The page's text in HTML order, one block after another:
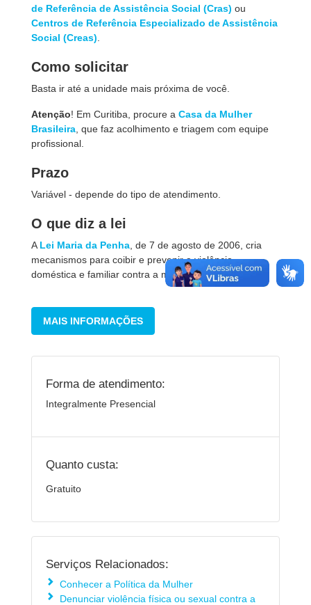
de Referência de Assistência Social (Cras) ou
Centros de Referência Especializado de Assistência
Social (Creas)
Como solicitar
Basta ir até a unidade mais próxima de você.
Atenção! Em Curitiba, procure a Casa da Mulher
Brasileira , que faz acolhimento e triagem com equipe
profissional.
Prazo
Variável - depende do tipo de atendimento.
O que diz a lei
A Lei Maria da Penha , de 7 de agosto de 2006, cria
mecanismos para coibir e prevenir a violência
doméstica e familiar contra a mulher.
MAIS INFORMAÇÕES
Forma de atendimento:
Integralmente Presencial
Quanto custa:
Gratuito
Serviços Relacionados:
Conhecer a Política da Mulher
Denunciar violência física ou sexual contra a